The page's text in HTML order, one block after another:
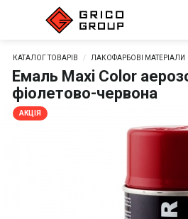
КАТАЛОГ ТОВАРІВ ЛАКОФАРБОВІ МАТЕРІАЛИ
Емаль Maxi Color
фіолетово-червона
АКЦІЯ